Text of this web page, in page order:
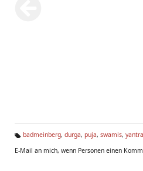
g
badmeinberg, durga, puja, swamis, yantra
E-Mail an mich, wenn Personen einen